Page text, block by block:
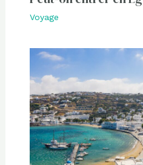
Voyage